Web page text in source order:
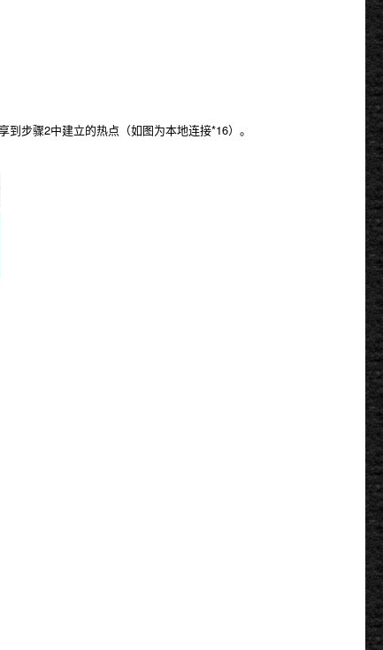
步骤2中建立的热点（如图为本地连接*16）。